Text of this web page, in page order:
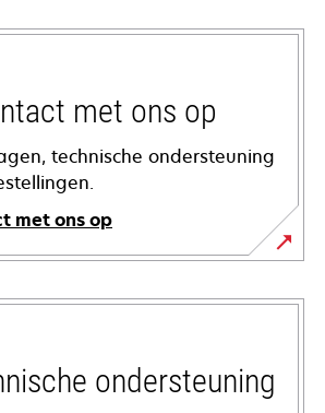
met ons op
technische ondersteuning
met ons op
ondersteuning